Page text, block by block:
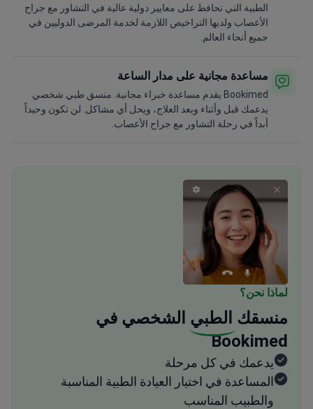
الطبية التي تحافظ على معايير دولية عالية في التشاور مع جراح
الأعصاب ولديها التراخيص اللازمة لخدمة المرضى الدوليين في
جميع أنحاء العالم.
مساعدة مجانية على مدار الساعة
Bookimed يقدم مساعدة خبراء مجانية. منسق طبي شخصي
يدعمك قبل وأثناء وبعد العلاج، ويحل أي مشاكل. لن تكون وحيداً
أبداً في رحلة التشاور مع جراح الأعصاب.
لماذا نحن؟
منسقك الطبي الشخصي في
Bookimed
يدعمك في كل مرحلة
المساعدة في اختيار العيادة الطبية المناسبة
والطبيب المناسب